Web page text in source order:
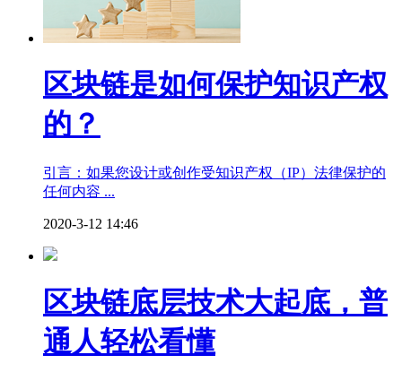
区块链是如何保护知识产权
的？
引言：如果您设计或创作受知识产权（IP）法律保护的
任何内容 ...
2020-3-12 14:46
区块链底层技术大起底，普
通人轻松看懂